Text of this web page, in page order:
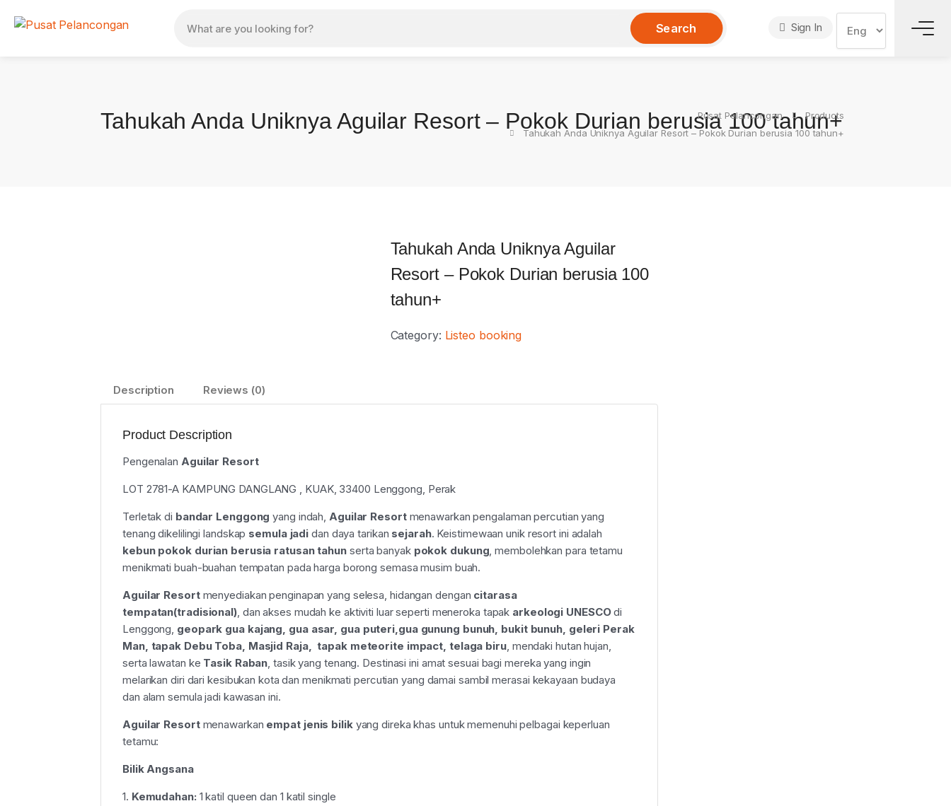
Search Sign In
Tahukah Anda Uniknya Aguilar Resort – Pokok Durian berusia 100 tahun+
Pusat Pelancongan
Products
Tahukah Anda Uniknya Aguilar Resort – Pokok Durian berusia 100 tahun+
Tahukah Anda Uniknya Aguilar
Resort – Pokok Durian berusia 100
tahun+
Category: Listeo booking
Description Reviews (0)
Product Description
Pengenalan Aguilar Resort
LOT 2781-A KAMPUNG DANGLANG , KUAK, 33400 Lenggong, Perak
Terletak di bandar Lenggong yang indah,Aguilar Resortmenawarkan pengalaman percutian yang
tenang dikelilingi landskap semula jadi dan daya tarikan sejarah. Keistimewaan unik resort ini adalah
kebun pokok durian berusia ratusan tahun serta banyak pokok dukung, membolehkan para tetamu
menikmati buah-buahan tempatan pada harga borong semasa musim buah.
Aguilar Resortmenyediakan penginapan yang selesa, hidangan dengan citarasa
tempatan(tradisional), dan akses mudah ke aktiviti luar seperti meneroka tapak arkeologi UNESCOdi
Lenggong, geopark gua kajang, gua asar, gua puteri,gua gunung bunuh, bukit bunuh, geleri Perak
Man, tapak Debu Toba, Masjid Raja, tapak meteorite impact, telaga biru, mendaki hutan hujan,
serta lawatan ke Tasik Raban, tasik yang tenang. Destinasi ini amat sesuai bagi mereka yang ingin
melarikan diri dari kesibukan kota dan menikmati percutian yang damai sambil merasai kekayaan budaya
dan alam semula jadi kawasan ini.
Aguilar Resortmenawarkan empat jenis bilikyang direka khas untuk memenuhi pelbagai keperluan
tetamu:
Bilik Angsana
1. Kemudahan: 1 katil queen dan 1 katil single